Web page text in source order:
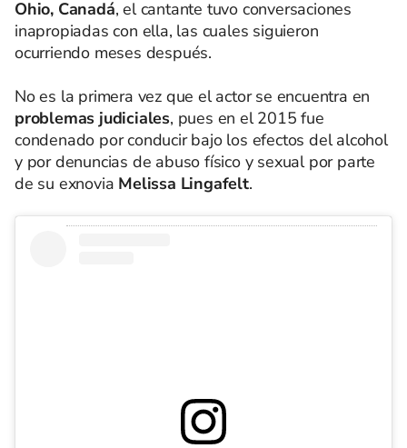
Ohio, Canadá, el cantante tuvo conversaciones
inapropiadas con ella, las cuales siguieron
ocurriendo meses después.
No es la primera vez que el actor se encuentra en
problemas judiciales, pues en el 2015 fue
condenado por conducir bajo los efectos del alcohol
y por denuncias de abuso físico y sexual por parte
de su exnovia Melissa Lingafelt.